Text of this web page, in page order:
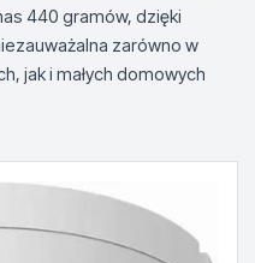
440 gramów, dzięki
zarówno w
jak i małych domowych